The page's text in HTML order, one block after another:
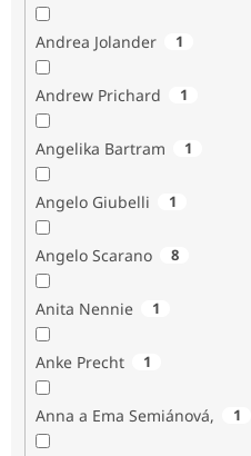
Andrea Jolander 1
Andrew Prichard 1
Angelika Bartram 1
Angelo Giubelli 1
Angelo Scarano 8
Anita Nennie 1
Anke Precht 1
Anna a Ema Semiánová, 1